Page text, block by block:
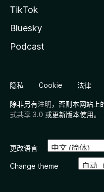
TikTok
Bluesky
Podcast
隐私 Cookie 法律
除非另有注明，否则本网站上
式共享 3.0 或更新版本使用。
更改语言
Change theme